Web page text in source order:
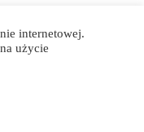
internetowej.
użycie